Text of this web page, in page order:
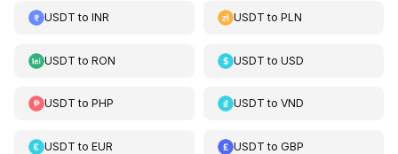
USDT to INR USDT toPLN
USDT to RON USDT toUSD
USDT to PHP USDT toVND
USDT to EUR USDT toGBP